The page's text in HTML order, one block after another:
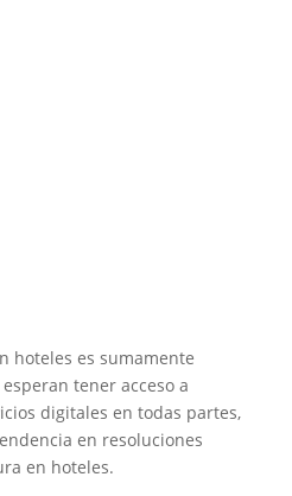
hoteles es sumamente
tener acceso a
digitales en todas partes,
en resoluciones
en hoteles.